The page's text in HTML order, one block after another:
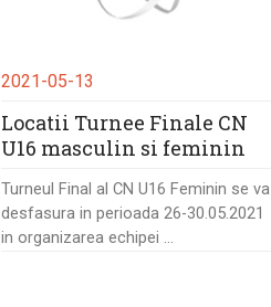
2021-05-13
Locatii Turnee Finale CN
U16 masculin si feminin
Turneul Final al CN U16 Feminin se va
desfasura in perioada 26-30.05.2021
in organizarea echipei ...